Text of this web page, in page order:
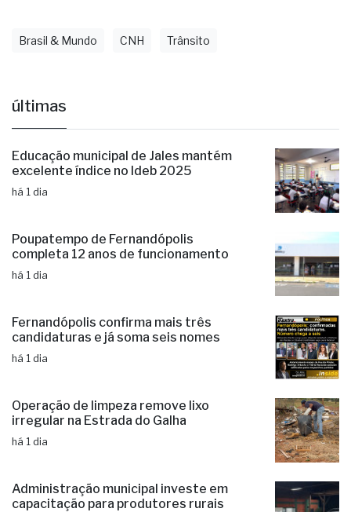
Brasil & Mundo CNH Trânsito
últimas
Educação municipal de Jales mantém
excelente índice no Ideb 2025
há 1 dia
Poupatempo de Fernandópolis
completa 12 anos de funcionamento
há 1 dia
Fernandópolis confirma mais três
candidaturas e já soma seis nomes
há 1 dia
Operação de limpeza remove lixo
irregular na Estrada do Galha
há 1 dia
Administração municipal investe em
capacitação para produtores rurais